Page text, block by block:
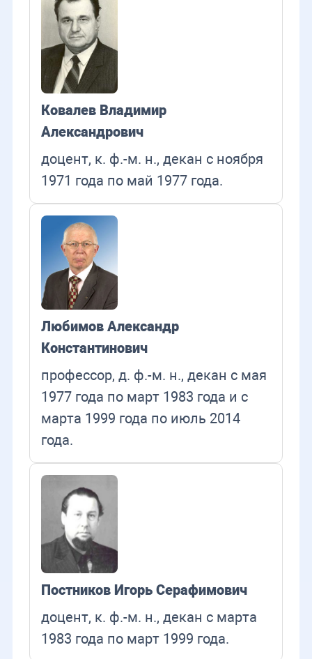
Ковалев Владимир
Александрович
доцент, к. ф.-м. н., декан с ноября
1971 года по май 1977 года.
Любимов Александр
Константинович
профессор, д. ф.-м. н., декан с мая
1977 года по март 1983 года и с
марта 1999 года по июль 2014
года.
Постников Игорь Серафимович
доцент, к. ф.-м. н., декан с марта
1983 года по март 1999 года.